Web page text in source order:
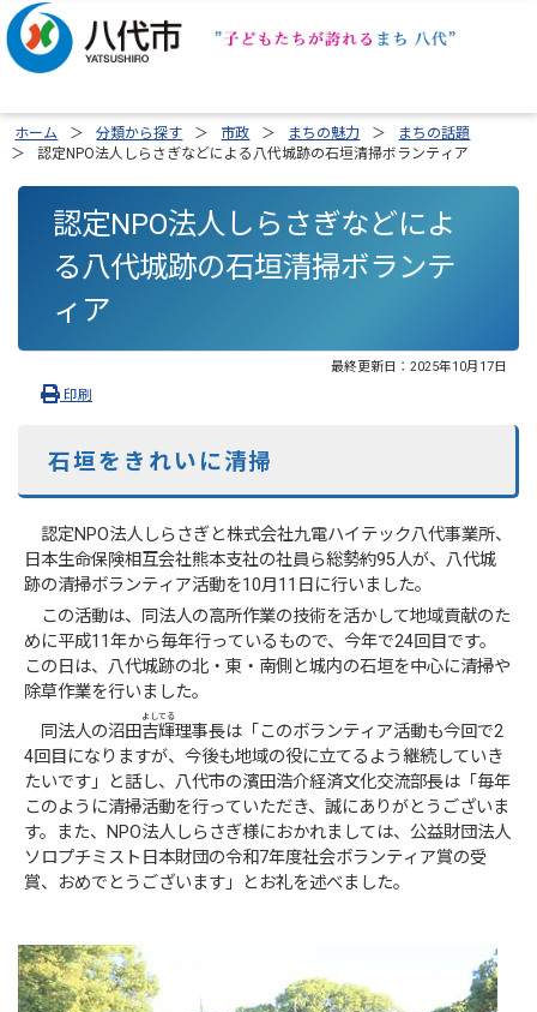
ホーム 分類から探す 市政 まちの魅力
まちの話題
認定NPO法人しらさぎなどによる八代城跡の石垣清掃ボランティア
認定NPO法人しらさぎなどによ
る八代城跡の石垣清掃ボランテ
ィア
最終更新日： 2025年10月17日
印刷
石垣をきれいに清掃
認定NPO法人しらさぎと株式会社九電ハイテック八代事業所、
日本生命保険相互会社熊本支社の社員ら総勢約95人が、八代城
跡の清掃ボランティア活動を10月11日に行いました。
この活動は、同法人の高所作業の技術を活かして地域貢献のた
めに平成11年から毎年行っているもので、今年で24回目です。
この日は、八代城跡の北・東・南側と城内の石垣を中心に清掃や
除草作業を行いました。
同法人の沼田吉輝
よしてる
理事長は「このボランティア活動も今回で2
4回目になりますが、今後も地域の役に立てるよう継続していき
たいです」と話し、八代市の濱田浩介経済文化交流部長は「毎年
このように清掃活動を行っていただき、誠にありがとうございま
す。また、NPO法人しらさぎ様におかれましては、公益財団法人
ソロプチミスト日本財団の令和7年度社会ボランティア賞の受
賞、おめでとうございます」とお礼を述べました。